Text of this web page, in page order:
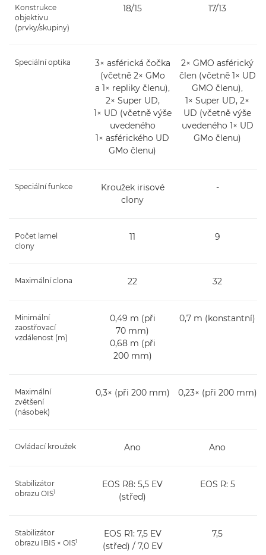
Konstrukce
objektivu
(prvky/skupiny)
18/15 17/13
Speciální optika
3× asférická čočka
(včetně 2× GMo
a 1× repliky členu),
2× Super UD,
1× UD (včetně výše
uvedeného
1× asférického UD
GMo členu)
2× GMO asférický
člen (včetně 1× UD
GMO členu),
1× Super UD, 2×
UD (včetně výše
uvedeného 1× UD
GMo členu)
Speciální funkce
Kroužek irisové
clony
-
Počet lamel
clony
11 9
Maximální clona 22 32
Minimální
zaostřovací
vzdálenost (m)
0,49 m (při
70 mm)
0,68 m (při
200 mm)
0,7 m (konstantní)
Maximální
zvětšení
(násobek)
0,3× (při 200 mm) 0,23× (při 200 mm)
Ovládací kroužek Ano Ano
Stabilizátor
obrazu OIS1
EOS R8: 5,5 EV
(střed)
EOS R: 5
Stabilizátor
obrazu IBIS × OIS1
EOS R1: 7,5 EV
(střed) / 7,0 EV
7,5